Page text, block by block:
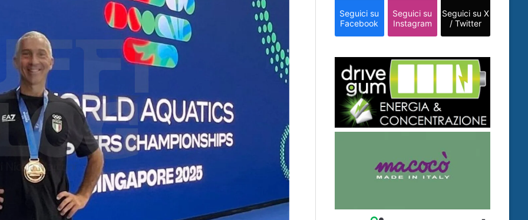
Seguici su
Facebook
Seguici su
Instagram
Seguici su X
/ Twitter